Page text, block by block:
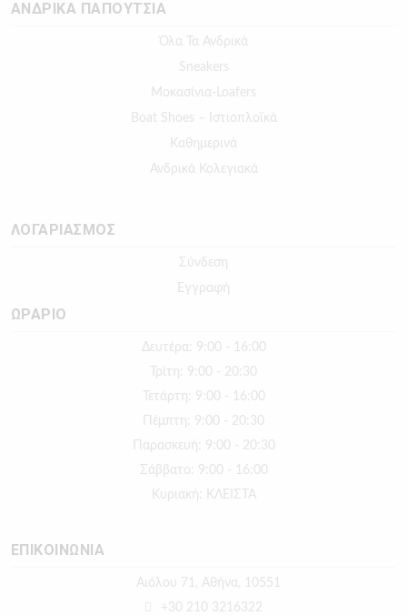
ΑΝΔΡΙΚΑ ΠΑΠΟΥΤΣΙΑ
Όλα Τα Ανδρικά
Sneakers
Μοκασίνια-Loafers
Boat Shoes – Ιστιοπλοϊκά
Καθημερινά
Ανδρικά Κολεγιακά
ΛΟΓΑΡΙΑΣΜΟΣ
Σύνδεση
Εγγραφή
ΩΡΑΡΙΟ
Δευτέρα: 9:00 - 16:00
Τρίτη: 9:00 - 20:30
Τετάρτη: 9:00 - 16:00
Πέμπτη: 9:00 - 20:30
Παρασκευή: 9:00 - 20:30
Σάββατο: 9:00 - 16:00
Κυριακή: ΚΛΕΙΣΤΑ
ΕΠΙΚΟΙΝΩΝΙΑ
Αιόλου 71, Αθήνα, 10551
+30 210 3216322